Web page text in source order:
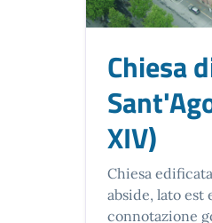
Chiesa
XIV)
Chiesa
abside, lato est
connotazione